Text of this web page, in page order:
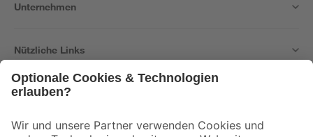
Unternehmen
Nützliche Links
Der toom Newsletter: Keine Angebote und Aktionen mehr verpassen!